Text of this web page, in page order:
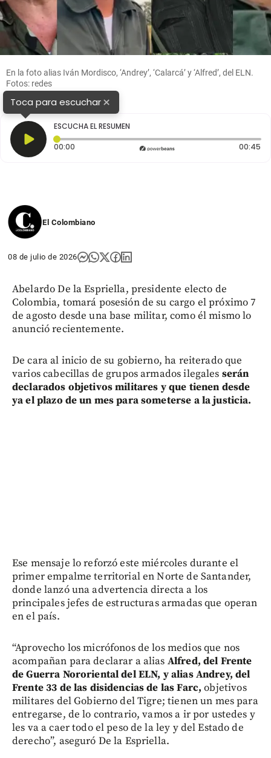
En la foto alias Iván Mordisco, ‘Andrey’, ‘Calarcá’ y ‘Alfred’, del ELN.
Fotos: redes
Toca para escuchar×
ESCUCHA EL RESUMEN
00:00 Tiempo transcurrido: 0 segundos 00:45
El Colombiano
08 de julio de 2026
Abelardo De la Espriella, presidente electo de
Colombia, tomará posesión de su cargo el próximo 7
de agosto desde una base militar, como él mismo lo
anunció recientemente.
De cara al inicio de su gobierno, ha reiterado que
varios cabecillas de grupos armados ilegales serán
declarados objetivos militares y que tienen desde
ya el plazo de un mes para someterse a la justicia.
Ese mensaje lo reforzó este miércoles durante el
primer empalme territorial en Norte de Santander,
donde lanzó una advertencia directa a los
principales jefes de estructuras armadas que operan
en el país.
“Aprovecho los micrófonos de los medios que nos
acompañan para declarar a alias Alfred, del Frente
de Guerra Nororiental del ELN, y alias Andrey, del
Frente 33 de las disidencias de las Farc,objetivos
militares del Gobierno del Tigre; tienen un mes para
entregarse, de lo contrario, vamos a ir por ustedes y
les va a caer todo el peso de la ley y del Estado de
derecho”, aseguró De la Espriella.